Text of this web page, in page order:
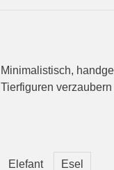
Minimalistisch,
Tierfiguren
Elefant Esel